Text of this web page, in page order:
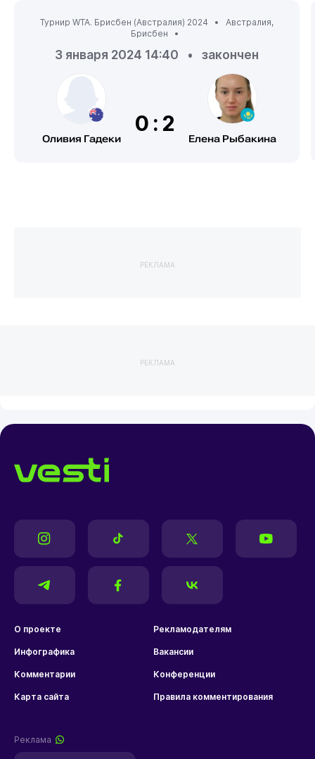
Турнир WTA. Брисбен (Австралия) 2024 • Австралия,
Брисбен •
3 января 2024 14:40 •закончен
Оливия Гадеки
0:2
Елена Рыбакина
РЕКЛАМА
РЕКЛАМА
О проекте Рекламодателям
Инфографика Вакансии
Комментарии Конференции
Карта сайта Правила комментирования
Реклама